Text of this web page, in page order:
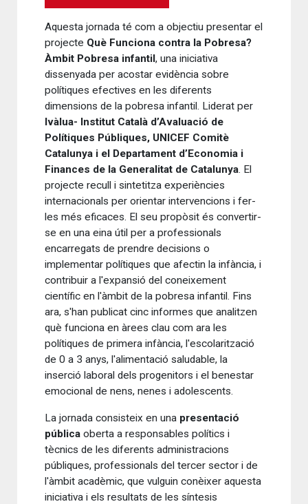
Aquesta jornada té com a objectiu presentar el
projecte Què Funciona contra la Pobresa?
Àmbit Pobresa infantil, una iniciativa
dissenyada per acostar evidència sobre
polítiques efectives en les diferents
dimensions de la pobresa infantil. Liderat per
Ivàlua- Institut Català d’Avaluació de
Polítiques Públiques, UNICEF Comitè
Catalunya i el Departament d’Economia i
Finances de la Generalitat de Catalunya. El
projecte recull i sintetitza experiències
internacionals per orientar intervencions i fer-
les més eficaces. El seu propòsit és convertir-
se en una eina útil per a professionals
encarregats de prendre decisions o
implementar polítiques que afectin la infància, i
contribuir a l'expansió del coneixement
científic en l'àmbit de la pobresa infantil. Fins
ara, s'han publicat cinc informes que analitzen
què funciona en àrees clau com ara les
polítiques de primera infància, l'escolarització
de 0 a 3 anys, l'alimentació saludable, la
inserció laboral dels progenitors i el benestar
emocional de nens, nenes i adolescents.
La jornada consisteix en una presentació
pública oberta a responsables polítics i
tècnics de les diferents administracions
públiques, professionals del tercer sector i de
l'àmbit acadèmic, que vulguin conèixer aquesta
iniciativa i els resultats de les síntesis